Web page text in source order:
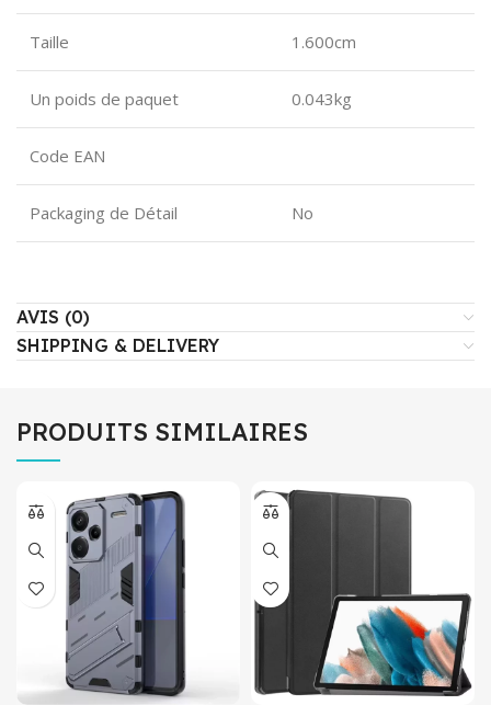
Taille 1.600cm
Un poids de paquet 0.043kg
Code EAN
Packaging de Détail No
AVIS (0)
SHIPPING & DELIVERY
PRODUITS SIMILAIRES